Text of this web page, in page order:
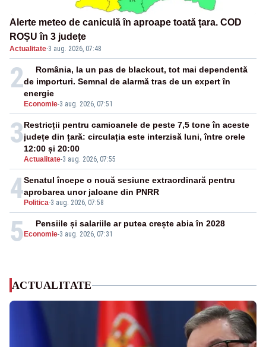
Alerte meteo de caniculă în aproape toată țara. COD
ROȘU în 3 județe
Actualitate·3 aug. 2026, 07:48
2
Economie-3 aug. 2026, 07:51
România, la un pas de blackout, tot mai dependentă
de importuri. Semnal de alarmă tras de un expert în
energie
3
Actualitate-3 aug. 2026, 07:55
Restricții pentru camioanele de peste 7,5 tone în aceste
județe din țară: circulația este interzisă luni, între orele
12:00 și 20:00
4 Politica-3 aug. 2026, 07:58
Senatul începe o nouă sesiune extraordinară pentru
aprobarea unor jaloane din PNRR
5 Economie-3 aug. 2026, 07:31
Pensiile și salariile ar putea crește abia în 2028
ACTUALITATE